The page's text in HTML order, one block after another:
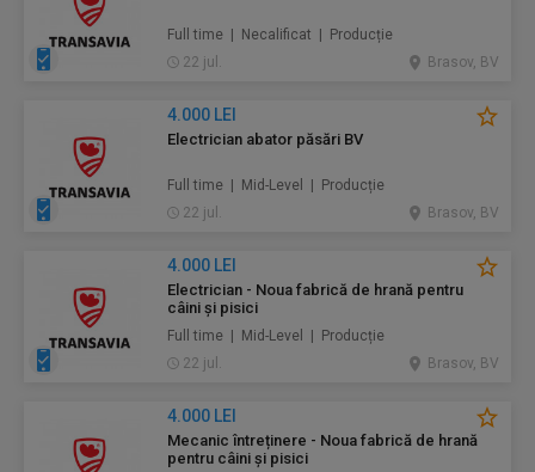
Full time | Necalificat | Producție
22 jul.
Brasov, BV
4.000 LEI
Electrician abator păsări BV
Full time | Mid-Level | Producție
22 jul.
Brasov, BV
4.000 LEI
Electrician - Noua fabrică de hrană pentru
câini și pisici
Full time | Mid-Level | Producție
22 jul.
Brasov, BV
4.000 LEI
Mecanic întreținere - Noua fabrică de hrană
pentru câini și pisici